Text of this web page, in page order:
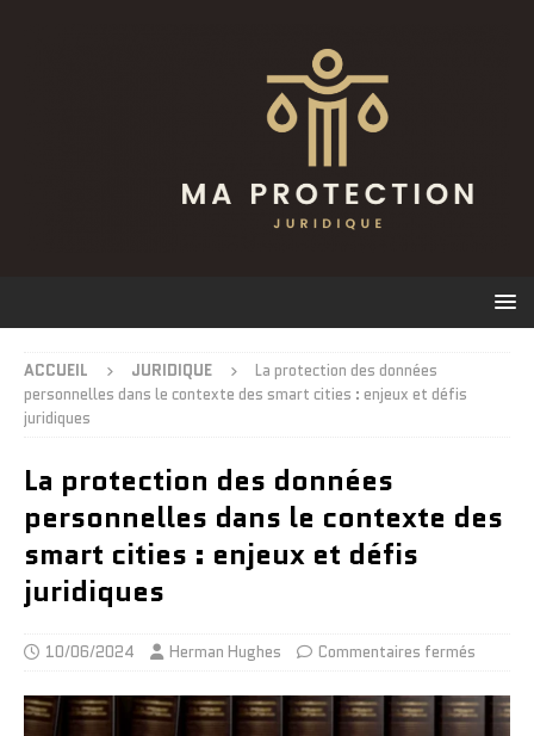
ACCUEIL JURIDIQUE
La protection des données
personnelles dans le contexte des smart cities : enjeux et défis
juridiques
La protection des données
personnelles dans le contexte des
smart cities : enjeux et défis
juridiques
10/06/2024 Herman Hughes Commentaires fermés